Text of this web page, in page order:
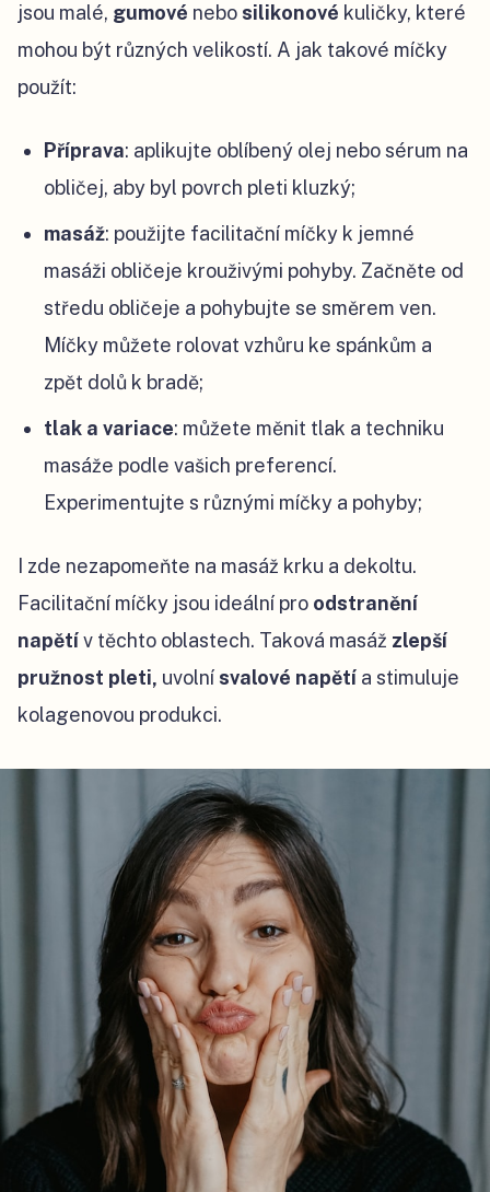
jsou malé, gumové nebo silikonové kuličky, které
mohou být různých velikostí. A jak takové míčky
použít:
Příprava: aplikujte oblíbený olej nebo sérum na
obličej, aby byl povrch pleti kluzký;
masáž: použijte facilitační míčky k jemné
masáži obličeje krouživými pohyby. Začněte od
středu obličeje a pohybujte se směrem ven.
Míčky můžete rolovat vzhůru ke spánkům a
zpět dolů k bradě;
tlak a variace: můžete měnit tlak a techniku
masáže podle vašich preferencí.
Experimentujte s různými míčky a pohyby;
I zde nezapomeňte na masáž krku a dekoltu.
Facilitační míčky jsou ideální pro odstranění
napětív těchto oblastech. Taková masáž zlepší
pružnost pleti, uvolní svalové napětí a stimuluje
kolagenovou produkci.